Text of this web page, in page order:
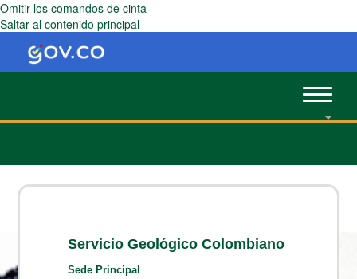
Omitir los comandos de cinta
Saltar al contenido principal
Toggle
Servicio Geológico Colombiano
Sede Principal